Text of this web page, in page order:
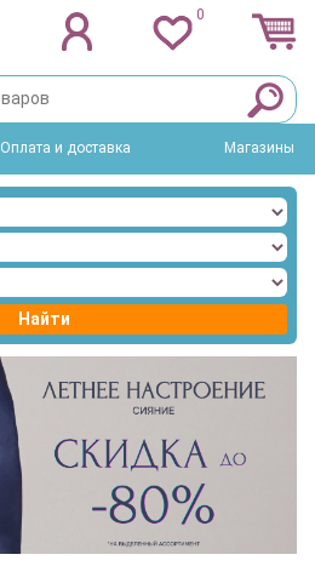
0
Оплата и доставка Магазины
Найти